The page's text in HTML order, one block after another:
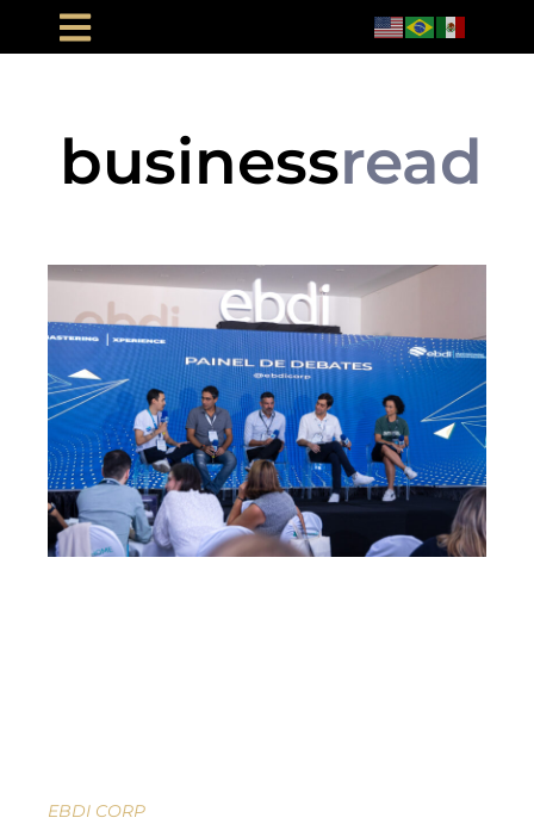
businessread
EBDI CORP